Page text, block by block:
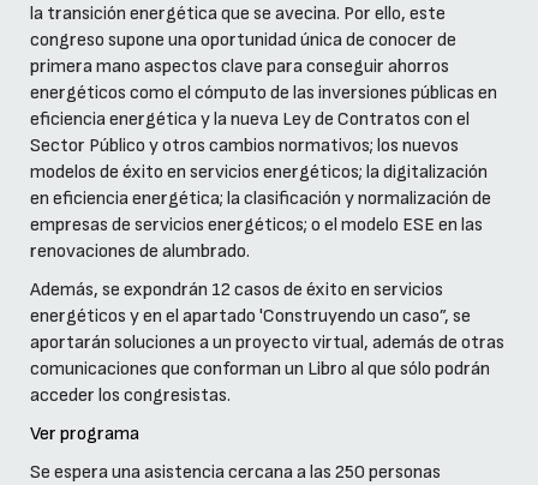
la transición energética que se avecina. Por ello, este
congreso supone una oportunidad única de conocer de
primera mano aspectos clave para conseguir ahorros
energéticos como el cómputo de las inversiones públicas en
eficiencia energética y la nueva Ley de Contratos con el
Sector Público y otros cambios normativos; los nuevos
modelos de éxito en servicios energéticos; la digitalización
en eficiencia energética; la clasificación y normalización de
empresas de servicios energéticos; o el modelo ESE en las
renovaciones de alumbrado.
Además, se expondrán 12 casos de éxito en servicios
energéticos y en el apartado 'Construyendo un caso”, se
aportarán soluciones a un proyecto virtual, además de otras
comunicaciones que conforman un Libro al que sólo podrán
acceder los congresistas.
Ver programa
Se espera una asistencia cercana a las 250 personas